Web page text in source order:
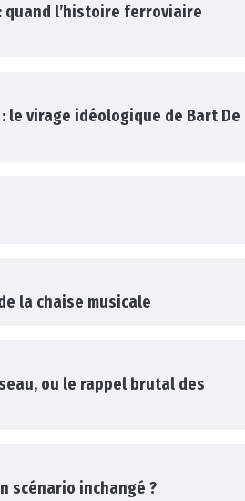
quand l’histoire ferroviaire
virage idéologique de Bart De
la chaise musicale
ou le rappel brutal des
scénario inchangé ?